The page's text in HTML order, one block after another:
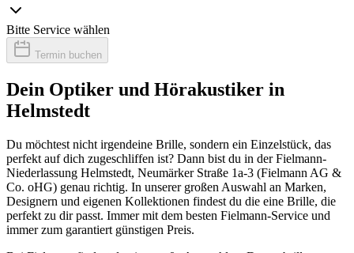
Bitte Service wählen
Termin buchen
Dein Optiker und Hörakustiker in
Helmstedt
Du möchtest nicht irgendeine Brille, sondern ein Einzelstück, das
perfekt auf dich zugeschliffen ist? Dann bist du in der Fielmann-
Niederlassung Helmstedt, Neumärker Straße 1a-3 (Fielmann AG &
Co. oHG) genau richtig. In unserer großen Auswahl an Marken,
Designern und eigenen Kollektionen findest du die eine Brille, die
perfekt zu dir passt. Immer mit dem besten Fielmann-Service und
immer zum garantiert günstigen Preis.